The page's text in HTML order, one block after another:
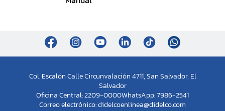
Col. Escalón Calle Circunvalación 4711, San Salvador, El
Salvador
Oficina Central: 2209-0000WhatsApp: 7986-2541
Correo electrónico:didelcoenlinea@didelco.com